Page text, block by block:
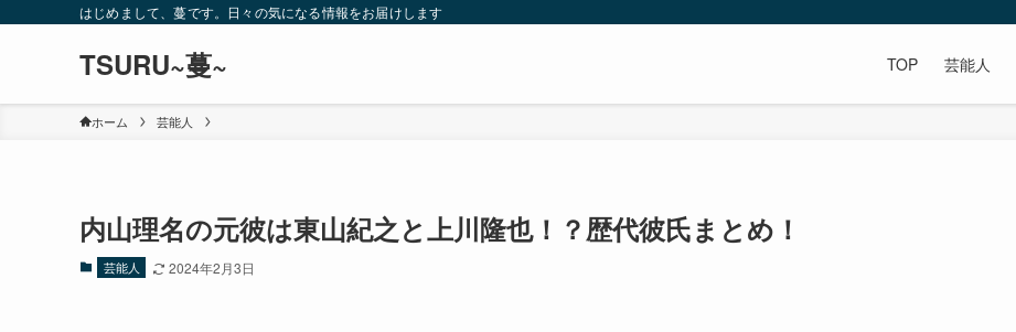
はじめまして、蔓です。日々の気になる情報をお届けします
TSURU~蔓~ TOP 芸能人
ホーム 芸能人
内山理名の元彼は東山紀之と上川隆也！？歴代彼氏まとめ！
芸能人 2024年2月3日